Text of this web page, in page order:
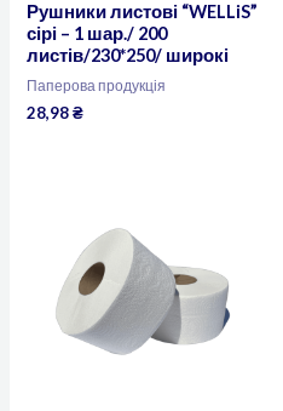
Рушники листові “WELLiS”
сірі – 1 шар./ 200
листів/230*250/ широкі
Паперова продукція
28,98₴